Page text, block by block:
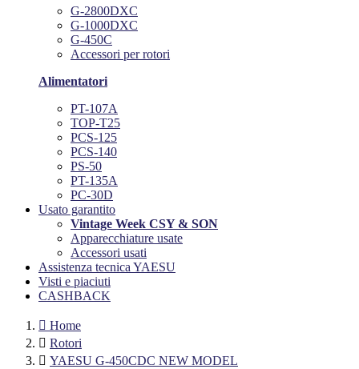
G-2800DXC
G-1000DXC
G-450C
Accessori per rotori
Alimentatori
PT-107A
TOP-T25
PCS-125
PCS-140
PS-50
PT-135A
PC-30D
Usato garantito
Vintage Week CSY & SON
Apparecchiature usate
Accessori usati
Assistenza tecnica YAESU
Visti e piaciuti
CASHBACK
 Home
 Rotori
 YAESU G-450CDC NEW MODEL